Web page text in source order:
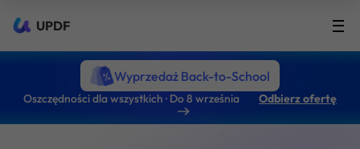
UPDF
Wyprzedaż Back-to-School
Oszczędności dla wszystkich · Do 8 września Odbierz ofertę